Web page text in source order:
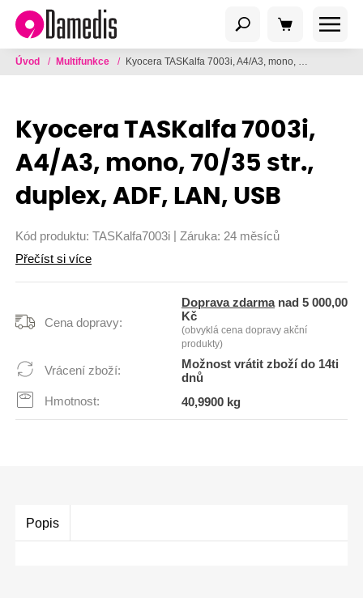
Úvod / Multifunkce / Kyocera TASKalfa 7003i, A4/A3, mono, 70/35 str., duplex, ADF, LAN, USB
Kyocera TASKalfa 7003i,
A4/A3, mono, 70/35 str.,
duplex, ADF, LAN, USB
Kód produktu: TASKalfa7003i Záruka: 24 měsíců
Přečíst si více
Cena dopravy:
Doprava zdarmanad 5 000,00
Kč
(obvyklá cena dopravy akční
produkty)
Vrácení zboží:
Možnost vrátit zboží do 14ti
dnů
Hmotnost:
40,9900 kg
Popis